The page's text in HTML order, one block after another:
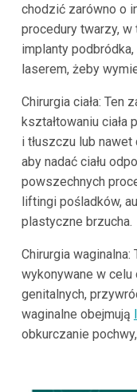
chodzić zarówno o
procedury twarzy, w
implanty
laserem, żeby
Chirurgia ciała: Ten
kształtowaniu
i tłuszczu lub
aby nadać ciału
powszechnych
liftingi pośladków,
plastyczne brzucha.
Chirurgia
wykonywane w celu
genitalnych,
waginalne obejmują
obkurczanie